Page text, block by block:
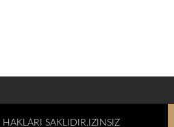
SAKLIDIR.IZINSIZ